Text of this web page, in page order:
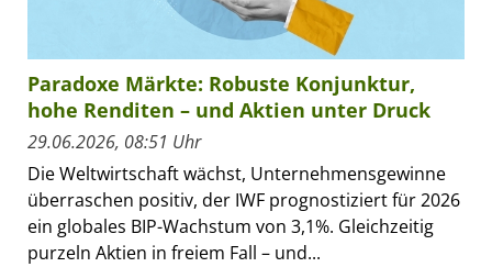
Paradoxe Märkte: Robuste Konjunktur,
hohe Renditen – und Aktien unter Druck
29.06.2026, 08:51 Uhr
Die Weltwirtschaft wächst, Unternehmensgewinne
überraschen positiv, der IWF prognostiziert für 2026
ein globales BIP-Wachstum von 3,1%. Gleichzeitig
purzeln Aktien in freiem Fall – und...